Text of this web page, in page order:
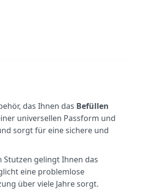
das Ihnen das Befüllen
universellen Passform und
sorgt für eine sichere und
Stutzen gelingt Ihnen das
eine problemlose
über viele Jahre sorgt.